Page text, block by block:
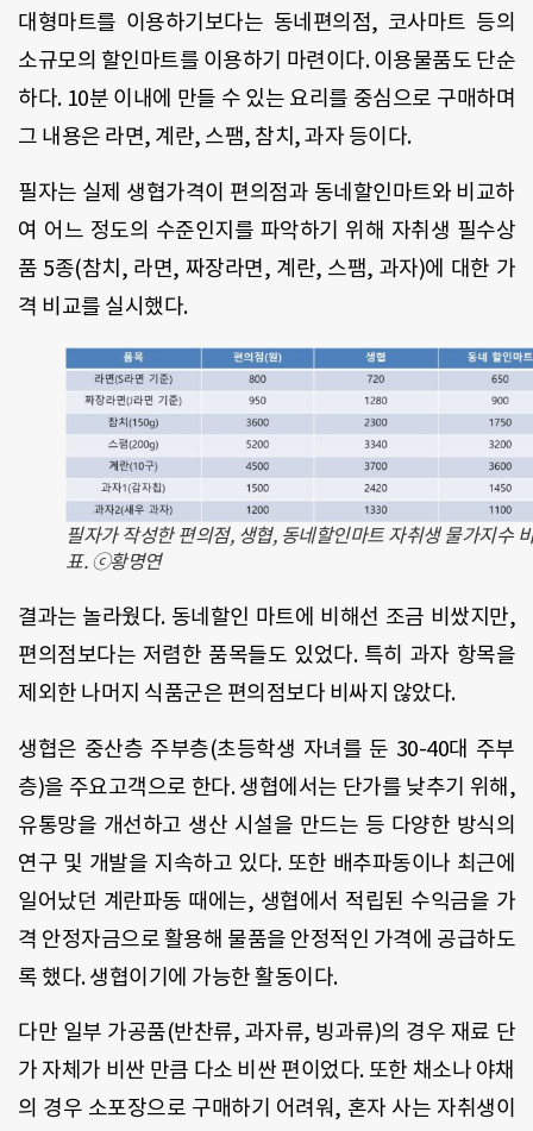
대형마트를 이용하기보다는 동네편의점, 코사마트 등의
소규모의 할인마트를 이용하기 마련이다. 이용물품도 단순
하다. 10분 이내에 만들 수 있는 요리를 중심으로 구매하며
그 내용은 라면, 계란, 스팸, 참치, 과자 등이다.
필자는 실제 생협가격이 편의점과 동네할인마트와 비교하
여 어느 정도의 수준인지를 파악하기 위해 자취생 필수상
품 5종(참치, 라면, 짜장라면, 계란, 스팸, 과자)에 대한 가
격 비교를 실시했다.
필자가 작성한 편의점, 생협, 동네할인마트 자취생 물가지수
표. ⓒ황명연
결과는 놀라웠다. 동네할인 마트에 비해선 조금 비쌌지만,
편의점보다는 저렴한 품목들도 있었다. 특히 과자 항목을
제외한 나머지 식품군은 편의점보다 비싸지 않았다.
생협은 중산층 주부층(초등학생 자녀를 둔 30-40대 주부
층)을 주요고객으로 한다. 생협에서는 단가를 낮추기 위해,
유통망을 개선하고 생산 시설을 만드는 등 다양한 방식의
연구 및 개발을 지속하고 있다. 또한 배추파동이나 최근에
일어났던 계란파동 때에는, 생협에서 적립된 수익금을 가
격 안정자금으로 활용해 물품을 안정적인 가격에 공급하도
록 했다. 생협이기에 가능한 활동이다.
다만 일부 가공품(반찬류, 과자류, 빙과류)의 경우 재료 단
가 자체가 비싼 만큼 다소 비싼 편이었다. 또한 채소나 야채
의 경우 소포장으로 구매하기 어려워, 혼자 사는 자취생이